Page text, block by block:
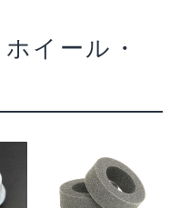
イール・